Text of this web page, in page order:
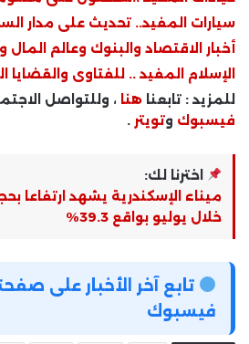
سيارات المفيد.. تحديث على مدار
أخبار الاقتصاد والبنوك وعالم المال
الإسلام المفيد .. للفتاوى والقضايا
للمزيد : تابعنا هنا ، وللتواصل
فيسبوك وتويتر .
اخترنا لك:
ميناء الإسكندرية يشهد ارتفاعا
خلال يوليو بواقع 39.3%
تابع آخر الأخبار على
فيسبوك